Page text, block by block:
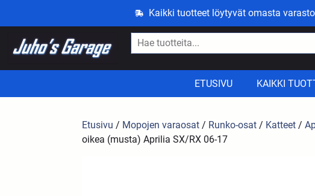
Kaikki tuotteet löytyvät omasta
ETUSIVU KAIKKI
Etusivu / Mopojen varaosat / Runko-osat / Katteet /
oikea (musta) Aprilia SX/RX 06-17